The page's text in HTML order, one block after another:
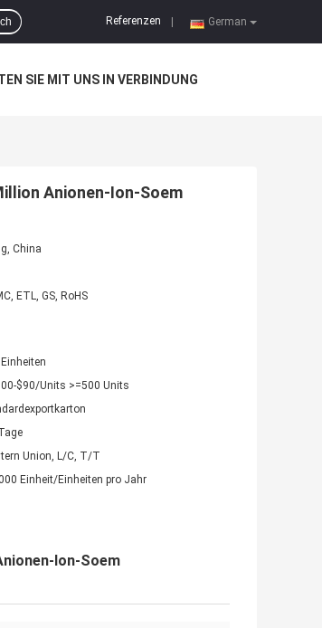
German
Referenzen
SIE MIT UNS IN VERBINDUNG
Anionen-Ion-Soem
China
ETL, GS, RoHS
$90/Units >=500 Units
Union, L/C, T/T
Einheit/Einheiten pro Jahr
Ion-Soem